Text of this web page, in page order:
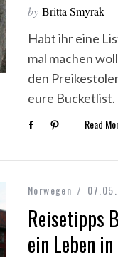
by Britta Smyrak
Habt ihr eine
mal machen
den
eure Bucketlist.
Read
Norwegen
Reisetipps
ein Leben